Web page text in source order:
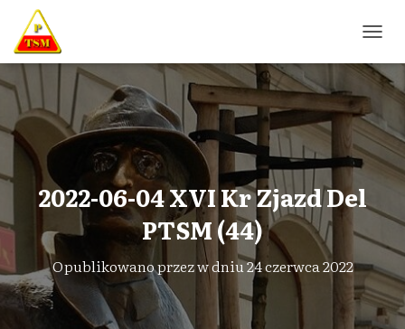
R
Z
Ł
Ą
C
W
G
A
C
J
Ę
2022-06-04 XVI Kr Zjazd Del
PTSM (44)
Opublikowano przezw dniu24 czerwca 2022